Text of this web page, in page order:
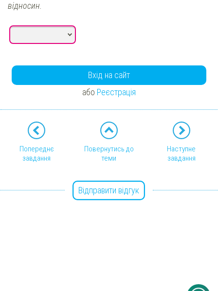
відносин.
Вхід на сайт
або Реєстрація
Попереднє
завдання
Повернутись до
теми
Наступне
завдання
Відправити відгук